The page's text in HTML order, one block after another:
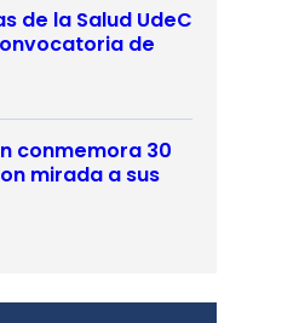
de la Salud UdeC
de
conmemora 30
mirada a sus